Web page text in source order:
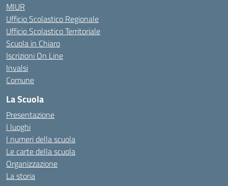
MIUR
Ufficio Scolastico Regionale
Ufficio Scolastico Territoriale
Scuola in Chiaro
Iscrizioni On Line
Invalsi
Comune
La Scuola
Presentazione
I luoghi
I numeri della scuola
Le carte della scuola
Organizzazione
La storia